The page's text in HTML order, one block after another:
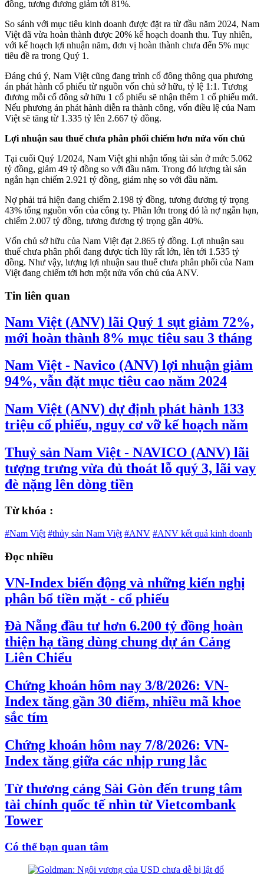
đồng, tương đương giảm tới 81%.
So sánh với mục tiêu kinh doanh được đặt ra từ đầu năm 2024, Nam
Việt đã vừa hoàn thành được 20% kế hoạch doanh thu. Tuy nhiên,
với kế hoạch lợi nhuận năm, đơn vị hoàn thành chưa đến 5% mục
tiêu đề ra trong Quý 1.
Đáng chú ý, Nam Việt cũng đang trình cổ đông thông qua phương
án phát hành cổ phiếu từ nguồn vốn chủ sở hữu, tỷ lệ 1:1. Tương
đương mỗi cổ đông sở hữu 1 cổ phiếu sẽ nhận thêm 1 cổ phiếu mới.
Nếu phương án phát hành diễn ra thành công, vốn điều lệ của Nam
Việt sẽ tăng từ 1.335 tỷ lên 2.667 tỷ đồng.
Lợi nhuận sau thuế chưa phân phối chiếm hơn nửa vốn chủ
Tại cuối Quý 1/2024, Nam Việt ghi nhận tổng tài sản ở mức 5.062
tỷ đồng, giảm 49 tỷ đồng so với đầu năm. Trong đó lượng tài sản
ngắn hạn chiếm 2.921 tỷ đồng, giảm nhẹ so với đầu năm.
Nợ phải trả hiện đang chiếm 2.198 tỷ đồng, tương đương tỷ trọng
43% tổng nguồn vốn của công ty. Phần lớn trong đó là nợ ngắn hạn,
chiếm 2.007 tỷ đồng, tương đương tỷ trọng gần 40%.
Vốn chủ sở hữu của Nam Việt đạt 2.865 tỷ đồng. Lợi nhuận sau
thuế chưa phân phối đang được tích lũy rất lớn, lên tới 1.535 tỷ
đồng. Như vậy, lượng lợi nhuận sau thuế chưa phân phối của Nam
Việt đang chiếm tới hơn một nửa vốn chủ của ANV.
Tin liên quan
Nam Việt (ANV) lãi Quý 1 sụt giảm 72%,
mới hoàn thành 8% mục tiêu sau 3 tháng
Nam Việt - Navico (ANV) lợi nhuận giảm
94%, vẫn đặt mục tiêu cao năm 2024
Nam Việt (ANV) dự định phát hành 133
triệu cổ phiếu, nguy cơ vỡ kế hoạch năm
Thuỷ sản Nam Việt - NAVICO (ANV) lãi
tượng trưng vừa đủ thoát lỗ quý 3, lãi vay
đè nặng lên dòng tiền
Từ khóa :
#Nam Việt #thủy sản Nam Việt #ANV #ANV kết quả kinh doanh
Đọc nhiều
VN-Index biến động và những kiến nghị
phân bổ tiền mặt - cổ phiếu
Đà Nẵng đầu tư hơn 6.200 tỷ đồng hoàn
thiện hạ tầng dùng chung dự án Cảng
Liên Chiểu
Chứng khoán hôm nay 3/8/2026: VN-
Index tăng gần 30 điểm, nhiều mã khoe
sắc tím
Chứng khoán hôm nay 7/8/2026: VN-
Index tăng giữa các nhịp rung lắc
Từ thương cảng Sài Gòn đến trung tâm
tài chính quốc tế nhìn từ Vietcombank
Tower
Có thể bạn quan tâm